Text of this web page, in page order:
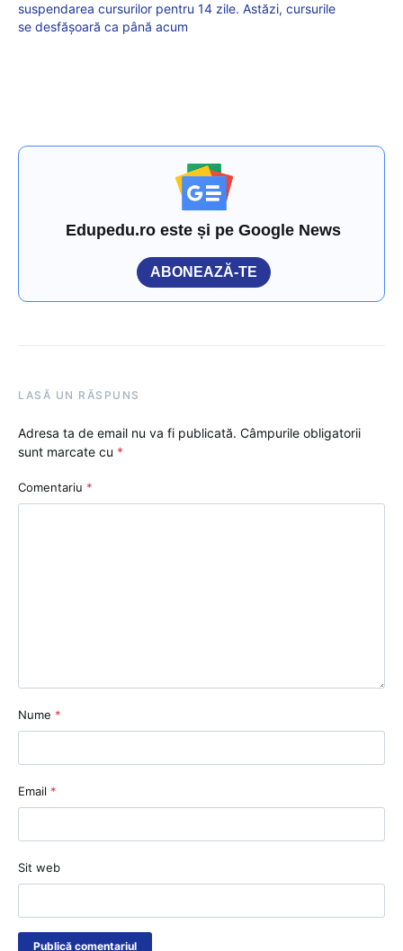
suspendarea cursurilor pentru 14 zile. Astăzi, cursurile
se desfășoară ca până acum
Edupedu.ro este și pe Google News
ABONEAZĂ-TE
LASĂ UN RĂSPUNS
Adresa ta de email nu va fi publicată. Câmpurile obligatorii
sunt marcate cu *
Comentariu *
Nume *
Email *
Sit web